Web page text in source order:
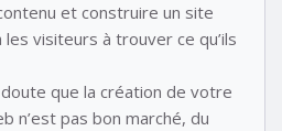
et construire un site
les visiteurs à trouver ce qu’ils
que la création de votre
n’est pas bon marché, du